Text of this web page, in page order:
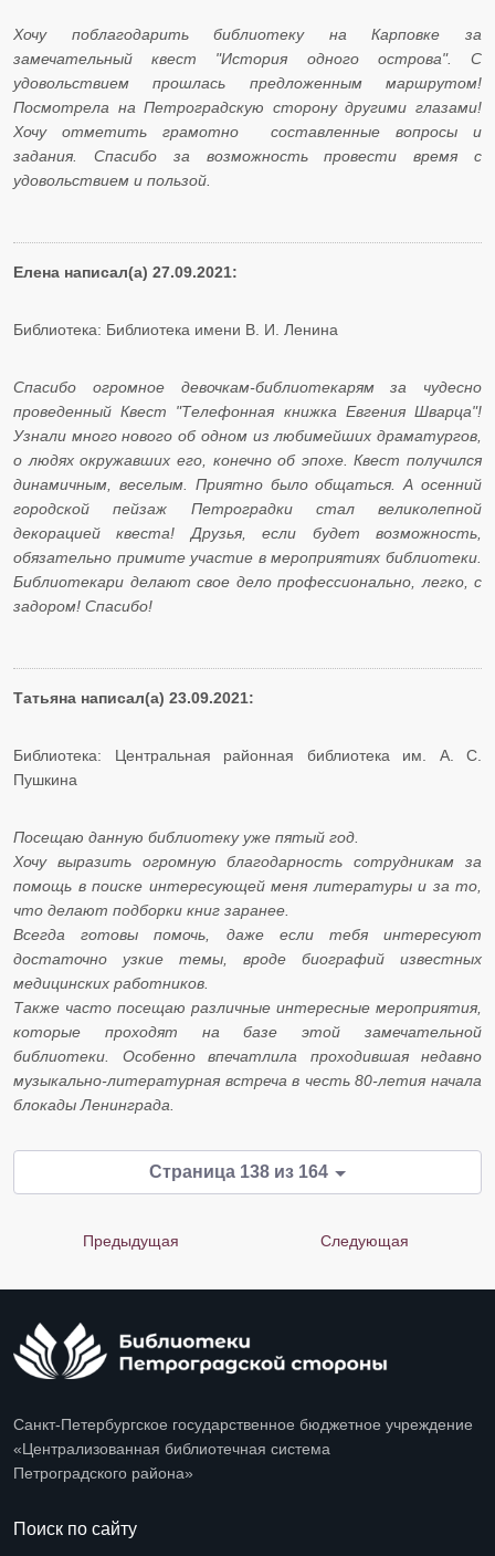
Хочу поблагодарить библиотеку на Карповке за
замечательный квест "История одного острова". С
удовольствием прошлась предложенным маршрутом!
Посмотрела на Петроградскую сторону другими глазами!
Хочу отметить грамотно составленные вопросы и
задания. Спасибо за возможность провести время с
удовольствием и пользой.
Елена написал(а) 27.09.2021:
Библиотека: Библиотека имени В. И. Ленина
Спасибо огромное девочкам-библиотекарям за чудесно
проведенный Квест "Телефонная книжка Евгения Шварца"!
Узнали много нового об одном из любимейших драматургов,
о людях окружавших его, конечно об эпохе. Квест получился
динамичным, веселым. Приятно было общаться. А осенний
городской пейзаж Петроградки стал великолепной
декорацией квеста! Друзья, если будет возможность,
обязательно примите участие в мероприятиях библиотеки.
Библиотекари делают свое дело профессионально, легко, с
задором! Спасибо!
Татьяна написал(а) 23.09.2021:
Библиотека: Центральная районная библиотека им. А. С.
Пушкина
Посещаю данную библиотеку уже пятый год.
​​​​​​​Хочу выразить огромную благодарность сотрудникам за
помощь в поиске интересующей меня литературы и за то,
что делают подборки книг заранее.
​​​​​​​Всегда готовы помочь, даже если тебя интересуют
достаточно узкие темы, вроде биографий известных
медицинских работников.
​​​​​​​Также часто посещаю различные интересные мероприятия,
которые проходят на базе этой замечательной
библиотеки. Особенно впечатлила проходившая недавно
музыкально-литературная встреча в честь 80-летия начала
блокады Ленинграда.
Страница 138 из 164
Предыдущая Следующая
Санкт-Петербургское государственное бюджетное учреждение
«Централизованная библиотечная система
Петроградского района»
Поиск по сайту